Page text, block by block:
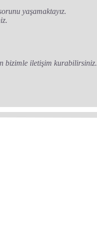
yaşamaktayız.
bizimle iletişim kurabilirsiniz.